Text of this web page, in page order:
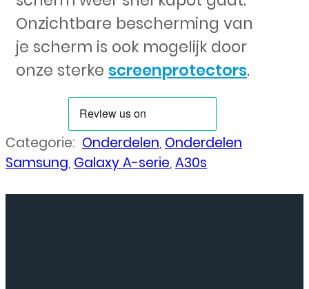
Onzichtbare bescherming van
je scherm is ook mogelijk door
onze sterke screenprotectors.
Categorie: Onderdelen, Onderdelen
Samsung, Galaxy A-serie,A30s